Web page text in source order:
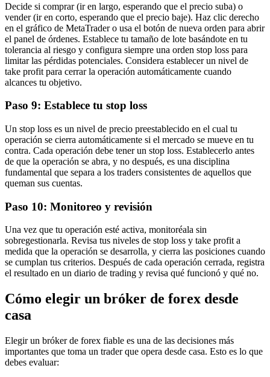
Decide si comprar (ir en largo, esperando que el precio suba) o
vender (ir en corto, esperando que el precio baje). Haz clic derecho
en el gráfico de MetaTrader o usa el botón de nueva orden para abrir
el panel de órdenes. Establece tu tamaño de lote basándote en tu
tolerancia al riesgo y configura siempre una orden stop loss para
limitar las pérdidas potenciales. Considera establecer un nivel de
take profit para cerrar la operación automáticamente cuando
alcances tu objetivo.
Paso 9: Establece tu stop loss
Un stop loss es un nivel de precio preestablecido en el cual tu
operación se cierra automáticamente si el mercado se mueve en tu
contra. Cada operación debe tener un stop loss. Establecerlo antes
de que la operación se abra, y no después, es una disciplina
fundamental que separa a los traders consistentes de aquellos que
queman sus cuentas.
Paso 10: Monitoreo y revisión
Una vez que tu operación esté activa, monitoréala sin
sobregestionarla. Revisa tus niveles de stop loss y take profit a
medida que la operación se desarrolla, y cierra las posiciones cuando
se cumplan tus criterios. Después de cada operación cerrada, registra
el resultado en un diario de trading y revisa qué funcionó y qué no.
Cómo elegir un bróker de forex desde
casa
Elegir un bróker de forex fiable es una de las decisiones más
importantes que toma un trader que opera desde casa. Esto es lo que
debes evaluar: